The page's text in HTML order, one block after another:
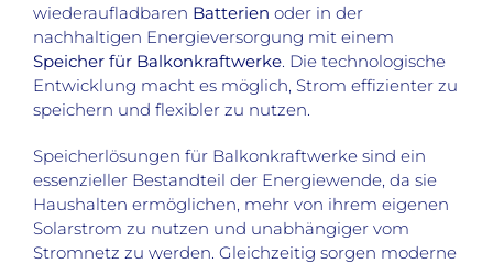
wiederaufladbaren Batterien oder in der
nachhaltigen Energieversorgung mit einem
Speicher für Balkonkraftwerke. Die technologische
Entwicklung macht es möglich, Strom effizienter zu
speichern und flexibler zu nutzen.
Speicherlösungen für Balkonkraftwerke sind ein
essenzieller Bestandteil der Energiewende, da sie
Haushalten ermöglichen, mehr von ihrem eigenen
Solarstrom zu nutzen und unabhängiger vom
Stromnetz zu werden. Gleichzeitig sorgen moderne